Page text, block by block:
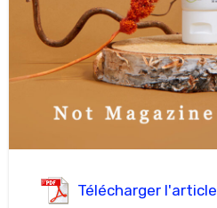
Télécharger l'article